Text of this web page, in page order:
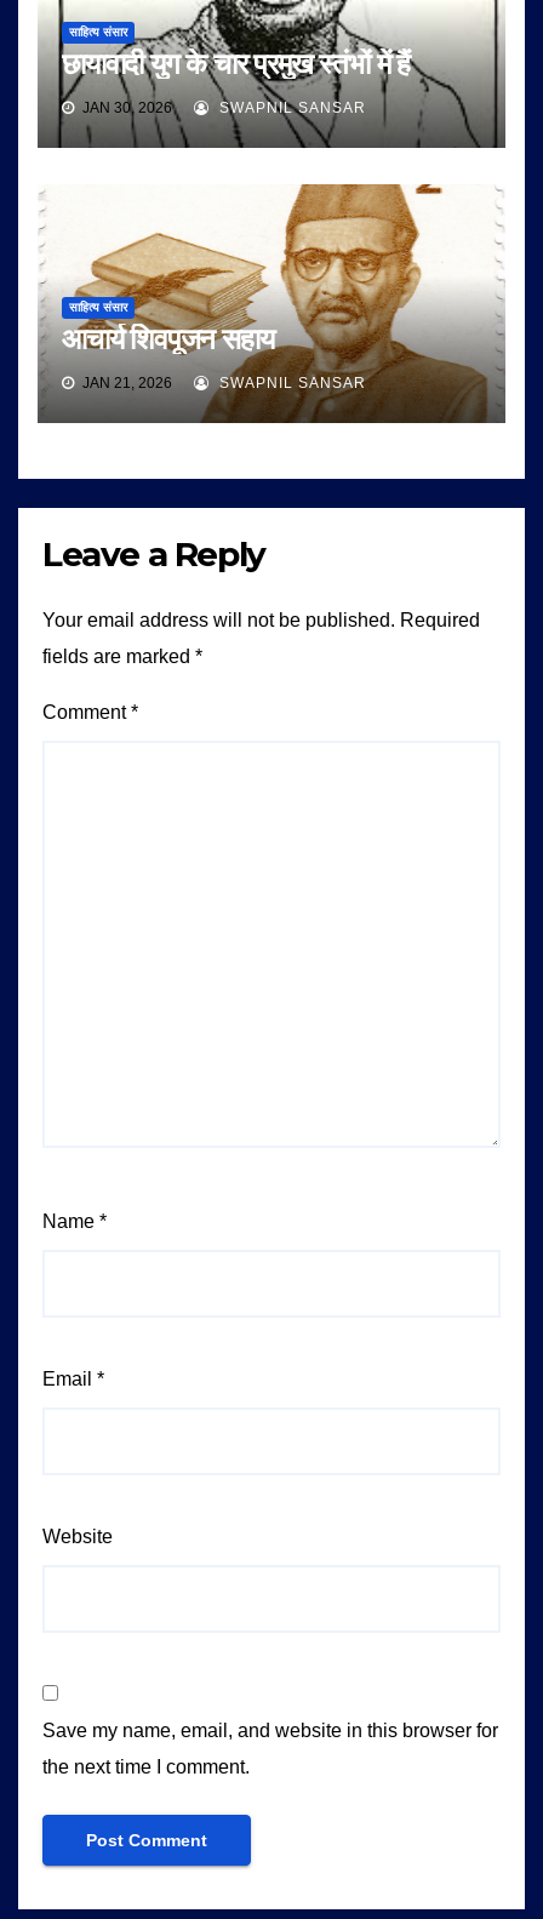
साहित्य संसार
छायावादी युग के चार प्रमुख स्तंभों में हैं
JAN 30, 2026 SWAPNIL SANSAR
साहित्य संसार
आचार्य शिवपूजन सहाय
JAN 21, 2026 SWAPNIL SANSAR
Leave a Reply
Your email address will not be published. Required
fields are marked *
Comment*
Name *
Email *
Website
Save my name, email, and website in this browser for
the next time I comment.